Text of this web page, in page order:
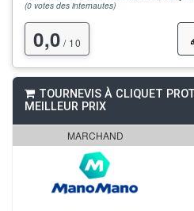
(0 votes des internautes)
0,0 / 10
TOURNEVIS À CLIQUET
MEILLEUR PRIX
MARCHAND